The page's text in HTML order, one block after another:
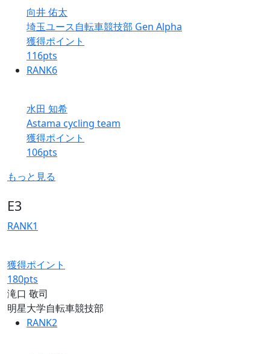
向井 佑太
埼玉ユース自転車競技部 Gen Alpha
獲得ポイント
116pts
RANK6
水田 知希
Astama cycling team
獲得ポイント
106pts
もっと見る
E3
RANK1
獲得ポイント
180pts
滝口 敬司
明星大学自転車競技部
RANK2